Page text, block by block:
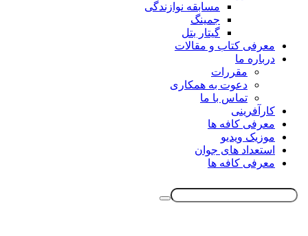
مسابقه نوازندگی
جمینگ
گیتار بتل
معرفی کتاب و مقالات
درباره ما
مقررات
دعوت به همکاری
تماس با ما
کارآفرینی
معرفی کافه ها
موزیک ویدیو
استعداد های جوان
معرفی کافه ها